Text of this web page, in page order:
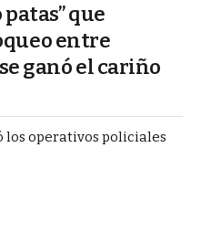
que
entre
ganó el cariño
los operativos policiales